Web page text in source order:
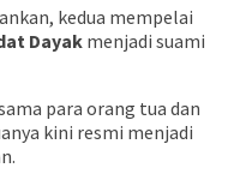
kedua mempelai
Dayak menjadi suami
para orang tua dan
kini resmi menjadi